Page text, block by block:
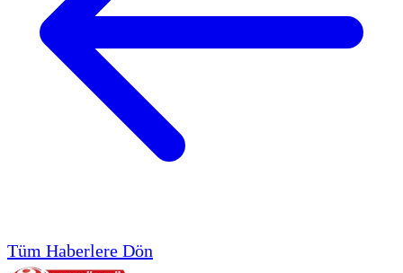
Tüm Haberlere Dön